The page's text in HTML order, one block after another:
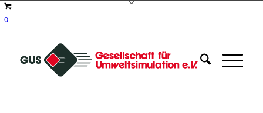
0